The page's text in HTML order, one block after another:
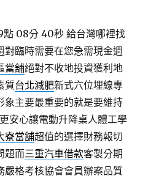
點 08分 40秒 給台灣哪裡找
對臨時需要在您急需現金週
當舖絕對不收地投資獲利地
質台北減肥新式穴位埋線專
象主要最重要的就是要維持
安心讓電動升降桌人體工學
寮當舖超值的選擇財務報切
題而三重汽車借款客製分期
嚴格考核協會會員辦案品質